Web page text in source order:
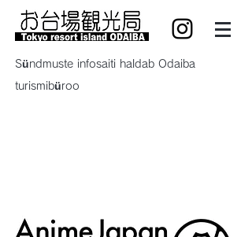
Sündmuste infosaiti haldab Odaiba
turismibüroo